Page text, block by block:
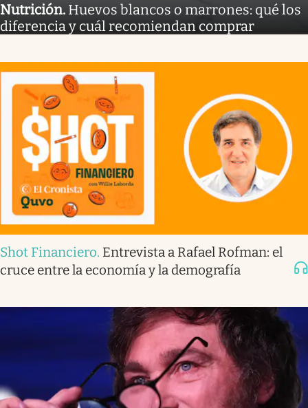
Nutrición. Huevos blancos o marrones: qué los
diferencia y cuál recomiendan comprar
Shot Financiero. Entrevista a Rafael Rofman: el
cruce entre la economía y la demografía